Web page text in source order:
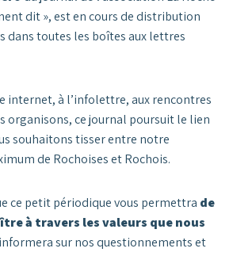
dit », est en cours de distribution
dans toutes les boîtes aux lettres
internet, à l’infolettre, aux rencontres
organisons, ce journal poursuit le lien
souhaitons tisser entre notre
de Rochoises et Rochois.
ce petit périodique vous permettra de
à travers les valeurs que nous
sur nos questionnements et